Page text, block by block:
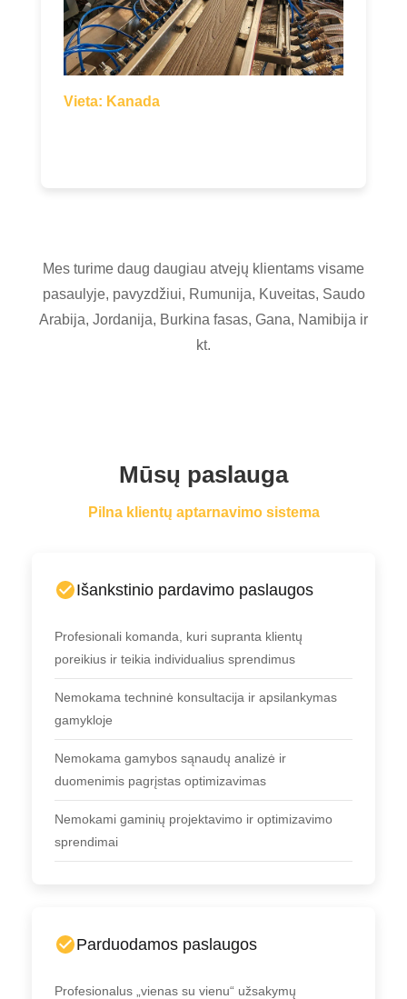
Vieta: Kanada
Mes turime daug daugiau atvejų klientams visame
pasaulyje, pavyzdžiui, Rumunija, Kuveitas, Saudo
Arabija, Jordanija, Burkina fasas, Gana, Namibija ir
kt.
Mūsų paslauga
Pilna klientų aptarnavimo sistema
Išankstinio pardavimo paslaugos
Profesionali komanda, kuri supranta klientų
poreikius ir teikia individualius sprendimus
Nemokama techninė konsultacija ir apsilankymas
gamykloje
Nemokama gamybos sąnaudų analizė ir
duomenimis pagrįstas optimizavimas
Nemokami gaminių projektavimo ir optimizavimo
sprendimai
Parduodamos paslaugos
Profesionalus „vienas su vienu“ užsakymų